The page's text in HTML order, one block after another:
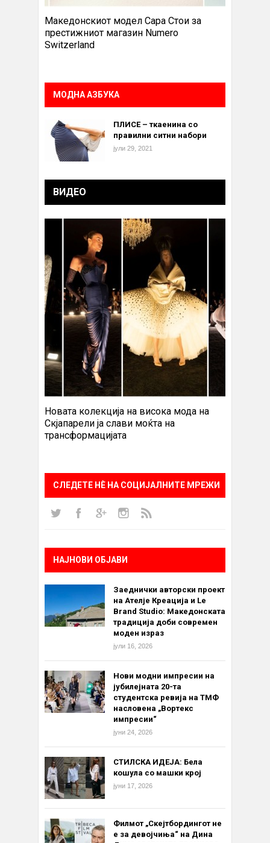
Македонскиот модел Сара Стои за
престижниот магазин Numero
Switzerland
МОДНА АЗБУКА
ПЛИСЕ – ткаенина со
правилни ситни набори
јули 29, 2021
ВИДЕО
Новата колекција на висока мода на
Скјапарели ја слави моќта на
трансформацијата
СЛЕДЕТЕ НÈ НА СОЦИЈАЛНИТЕ МРЕЖИ
НАЈНОВИ ОБЈАВИ
Заеднички авторски проект
на Ателје Креација и Le
Brand Studio: Македонската
традиција доби современ
моден израз
јули 16, 2026
Нови модни импресии на
јубилејната 20-та
студентска ревија на ТМФ
насловена „Вортекс
импресии“
јуни 24, 2026
СТИЛСКА ИДЕЈА: Бела
кошула со машки крој
јуни 17, 2026
Филмот „Скејтбордингот не
е за девојчиња“ на Дина